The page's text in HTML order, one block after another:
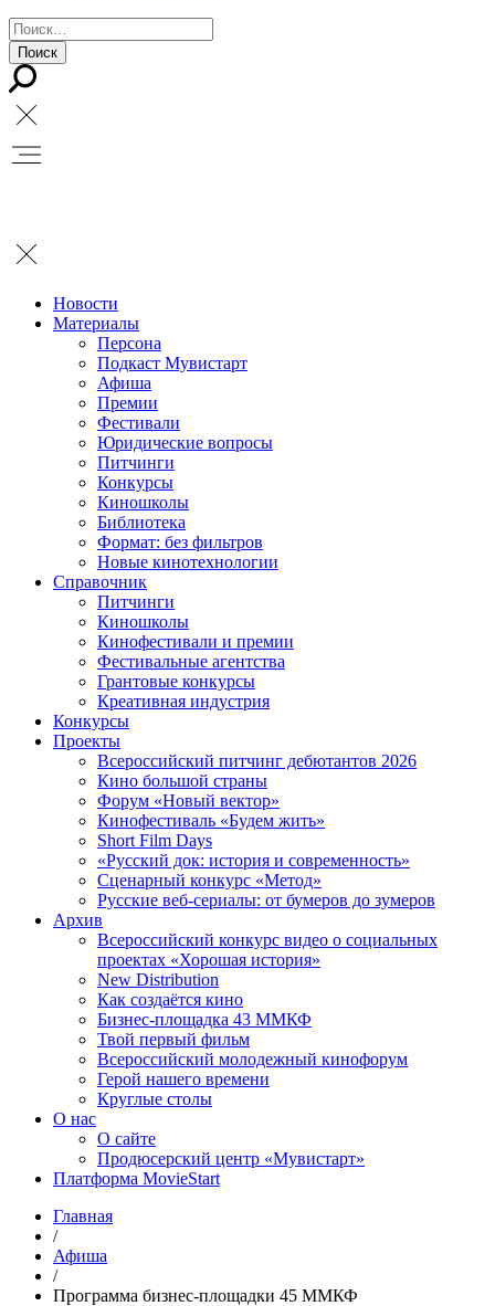
Новости
Материалы
Персона
Подкаст Мувистарт
Афиша
Премии
Фестивали
Юридические вопросы
Питчинги
Конкурсы
Киношколы
Библиотека
Формат: без фильтров
Новые кинотехнологии
Справочник
Питчинги
Киношколы
Кинофестивали и премии
Фестивальные агентства
Грантовые конкурсы
Креативная индустрия
Конкурсы
Проекты
Всероссийский питчинг дебютантов 2026
Кино большой страны
Форум «Новый вектор»
Кинофестиваль «Будем жить»
Short Film Days
«Русский док: история и современность»
Сценарный конкурс «Метод»
Русские веб-сериалы: от бумеров до зумеров
Архив
Всероссийский конкурс видео о социальных
проектах «Хорошая история»
New Distribution
Как создаётся кино
Бизнес-площадка 43 ММКФ
Твой первый фильм
Всероссийский молодежный кинофорум
Герой нашего времени
Круглые столы
О нас
О сайте
Продюсерский центр «Мувистарт»
Платформа MovieStart
Главная
/
Афиша
/
Программа бизнес-площадки 45 ММКФ